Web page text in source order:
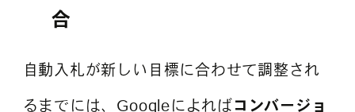
合
自動入札が新しい目標に合わせて調整され
るまでには、Googleによれば コンバージョ